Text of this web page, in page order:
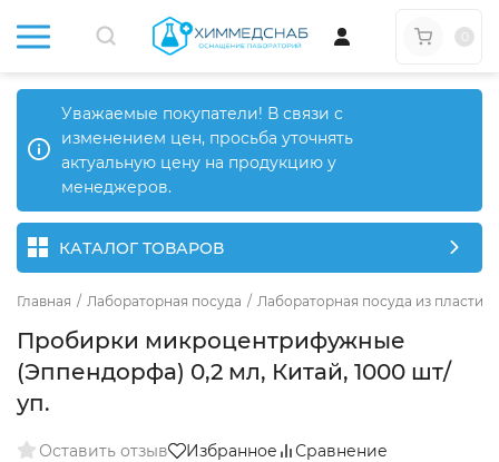
Уважаемые покупатели! В связи с
изменением цен, просьба уточнять
актуальную цену на продукцию у
менеджеров.
КАТАЛОГ ТОВАРОВ
Главная / Лабораторная посуда / Лабораторная посуда из пластика
Пробирки микроцентрифужные
(Эппендорфа) 0,2 мл, Китай, 1000 шт/
уп.
Оставить отзыв Избранное Сравнение